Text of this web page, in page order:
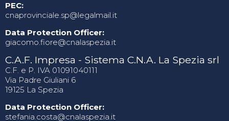
PEC:
cnaprovinciale.sp@legalmail.it
Data Protection Officer:
giacomo.fiore@cnalaspezia.it
C.A.F. Impresa - Sistema C.N.A. La Spezia srl
C.F. e P. IVA 01091040111
Via Padre Giuliani 6
19125 La Spezia
Data Protection Officer:
stefania.costa@cnalaspezia.it